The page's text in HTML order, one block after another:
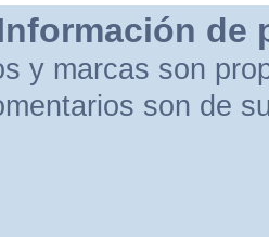
de
y marcas son
son de